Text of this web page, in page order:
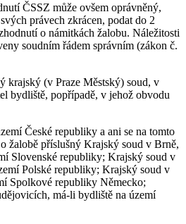
ČSSZ může ovšem oprávněný,
právech zkrácen, podat do 2
o námitkách žalobu. Náležitosti
soudním řádem správním (zákon č.
krajský (v Praze Městský) soud, v
bydliště, popřípadě, v jehož obvodu
České republiky a ani se na tomto
žalobě příslušný Krajský soud v Brně,
Slovenské republiky; Krajský soud v
Polské republiky; Krajský soud v
Spolkové republiky Německo;
má-li bydliště na území